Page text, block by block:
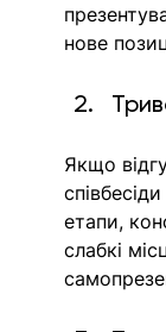
нове
Якщо
етапи,
слабкі